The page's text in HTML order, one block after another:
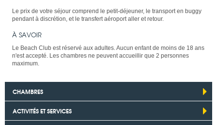
Le prix de votre séjour comprend le petit-déjeuner, le transport en buggy
pendant à discrétion, et le transfert aéroport aller et retour.
À SAVOIR
Le Beach Club est réservé aux adultes. Aucun enfant de moins de 18 ans
n'est accepté. Les chambres ne peuvent accueillir que 2 personnes
maximum.
CHAMBRES
ACTIVITÉS ET SERVICES